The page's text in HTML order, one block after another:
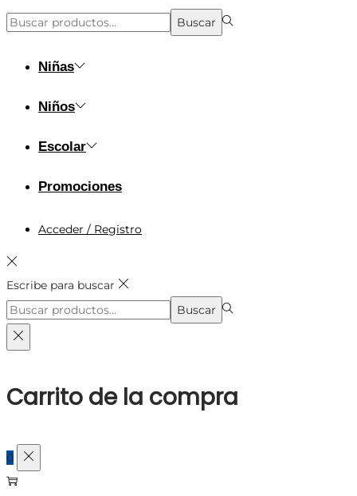
Búsqueda
Buscar
Niñas
Niños
Escolar
Promociones
Acceder / Registro
Escribe para buscar
Búsqueda
para:>
Buscar
Carrito de la compra
0